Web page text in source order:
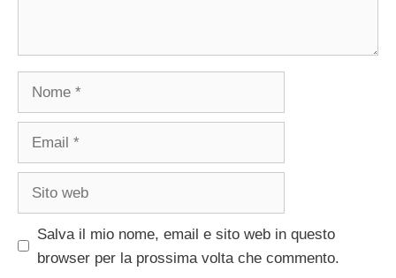
Salva il mio nome, email e sito web in questo
browser per la prossima volta che commento.